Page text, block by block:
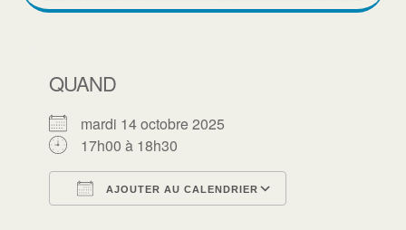
QUAND
mardi 14 octobre 2025
17h00 à 18h30
AJOUTER AU CALENDRIER